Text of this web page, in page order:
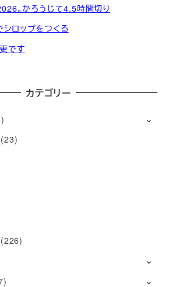
。かろうじて4.5時間切り
シロップをつくる
です
カテゴリー
(23)
(226)